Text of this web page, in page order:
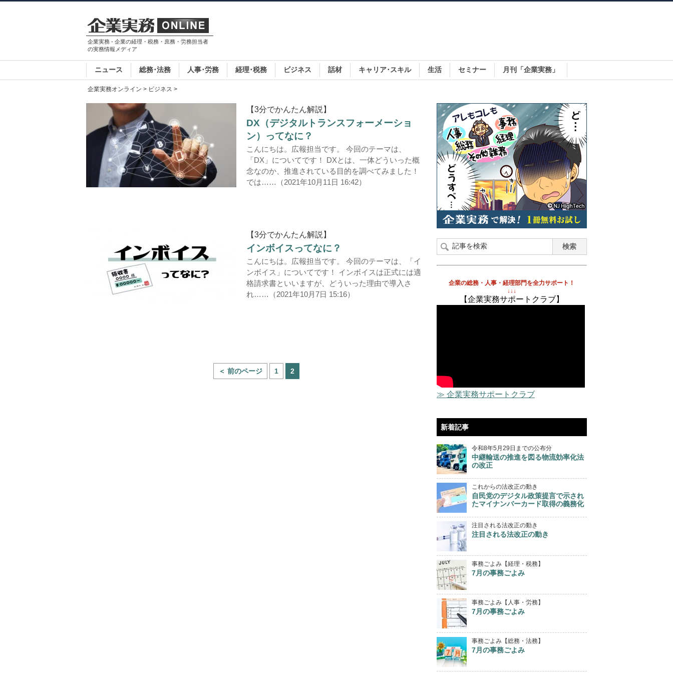
企業実務 - 企業の経理・税務・庶務・労務担当者
の実務情報メディア
ニュース 総務･法務 人事･労務 経理･税務 ビジネス 話材 キャリア･スキル 生活 セミナー 月刊「企業実務」
企業実務オンライン > ビジネス >
【3分でかんたん解説】
DX（デジタルトランスフォーメーショ
ン）ってなに？
こんにちは。広報担当です。 今回のテーマは、
「DX」についてです！ DXとは、一体どういった概
念なのか、推進されている目的を調べてみました！
では……（2021年10月11日 16:42）
【3分でかんたん解説】
インボイスってなに？
こんにちは。広報担当です。 今回のテーマは、「イ
ンボイス」についてです！ インボイスは正式には適
格請求書といいますが、どういった理由で導入さ
れ……（2021年10月7日 15:16）
＜ 前のページ 1 2
企業の総務・人事・経理部門を全力サポート！
↓↓↓
【企業実務サポートクラブ】
≫ 企業実務サポートクラブ
新着記事
令和8年5月29日までの公布分
中継輸送の推進を図る物流効率化法
の改正
これからの法改正の動き
自民党のデジタル政策提言で示され
たマイナンバーカード取得の義務化
注目される法改正の動き
注目される法改正の動き
事務ごよみ【経理・税務】
7月の事務ごよみ
事務ごよみ【人事・労務】
7月の事務ごよみ
事務ごよみ【総務・法務】
7月の事務ごよみ